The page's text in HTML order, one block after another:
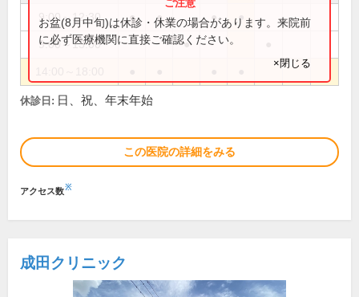
9:00～12:30 ● ● ● ●
9:00～13:00 ●
お盆(8月中旬)は休診・休業の場合があります。来院前
に必ず医療機関に直接ご確認ください。
×閉じる
休診日: 日、祝、年末年始
この医院の詳細をみる
アクセス数※
成田クリニック